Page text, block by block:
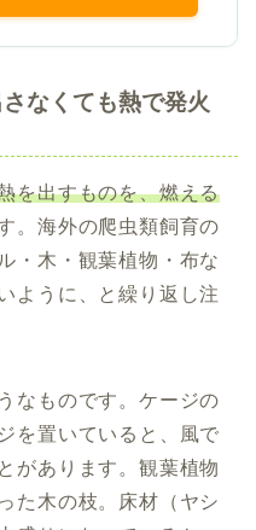
なくても熱で発火
を出すものを、燃える
。海外の爬虫類飼育の
・木・観葉植物・布な
ように、と繰り返し注
なものです。ケージの
を置いていると、風で
があります。観葉植物
た木の枝。床材（ヤシ